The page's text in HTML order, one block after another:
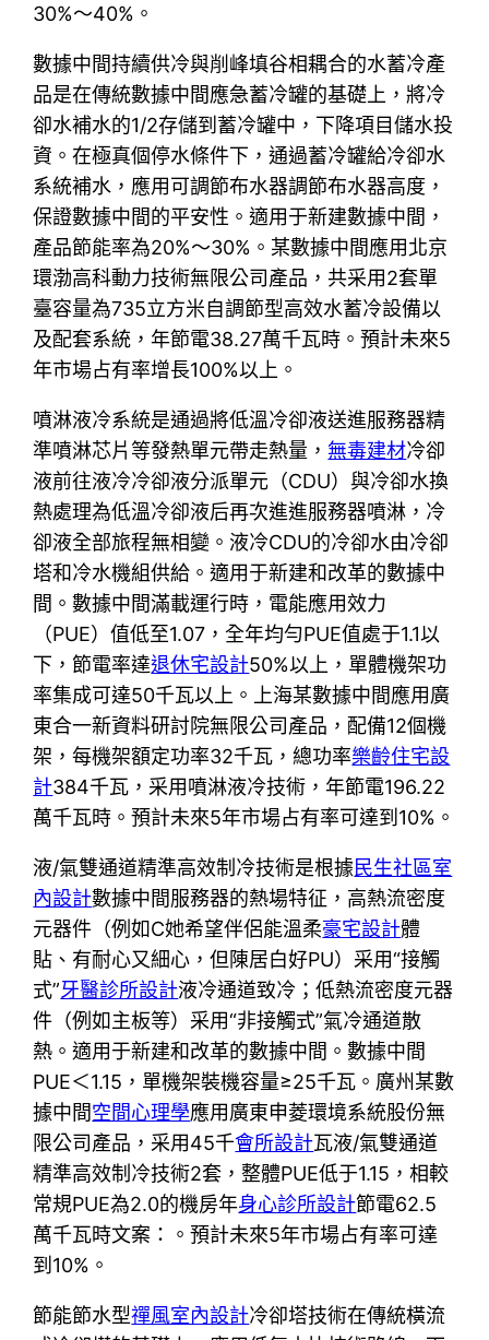
30%～40%。
數據中間持續供冷與削峰填谷相耦合的水蓄冷產
品是在傳統數據中間應急蓄冷罐的基礎上，將冷
卻水補水的1/2存儲到蓄冷罐中，下降項目儲水投
資。在極真個停水條件下，通過蓄冷罐給冷卻水
系統補水，應用可調節布水器調節布水器高度，
保證數據中間的平安性。適用于新建數據中間，
產品節能率為20%～30%。某數據中間應用北京
環渤高科動力技術無限公司產品，共采用2套單
臺容量為735立方米自調節型高效水蓄冷設備以
及配套系統，年節電38.27萬千瓦時。預計未來5
年市場占有率增長100%以上。
噴淋液冷系統是通過將低溫冷卻液送進服務器精
準噴淋芯片等發熱單元帶走熱量， 無毒建材冷卻
液前往液冷冷卻液分派單元（CDU）與冷卻水換
熱處理為低溫冷卻液后再次進進服務器噴淋，冷
卻液全部旅程無相變。液冷CDU的冷卻水由冷卻
塔和冷水機組供給。適用于新建和改革的數據中
間。數據中間滿載運行時，電能應用效力
（PUE）值低至1.07，全年均勻PUE值處于1.1以
下，節電率達退休宅設計50%以上，單體機架功
率集成可達50千瓦以上。上海某數據中間應用廣
東合一新資料研討院無限公司產品，配備12個機
架，每機架額定功率32千瓦，總功率樂齡住宅設
計384千瓦，采用噴淋液冷技術，年節電196.22
萬千瓦時。預計未來5年市場占有率可達到10%。
液/氣雙通道精準高效制冷技術是根據民生社區室
內設計數據中間服務器的熱場特征，高熱流密度
元器件（例如C她希望伴侶能溫柔豪宅設計體
貼、有耐心又細心，但陳居白好PU）采用“接觸
式”牙醫診所設計液冷通道致冷；低熱流密度元器
件（例如主板等）采用“非接觸式”氣冷通道散
熱。適用于新建和改革的數據中間。數據中間
PUE＜1.15，單機架裝機容量≥25千瓦。廣州某數
據中間空間心理學應用廣東申菱環境系統股份無
限公司產品，采用45千會所設計瓦液/氣雙通道
精準高效制冷技術2套，整體PUE低于1.15，相較
常規PUE為2.0的機房年身心診所設計節電62.5
萬千瓦時文案：。預計未來5年市場占有率可達
到10%。
節能節水型禪風室內設計冷卻塔技術在傳統橫流